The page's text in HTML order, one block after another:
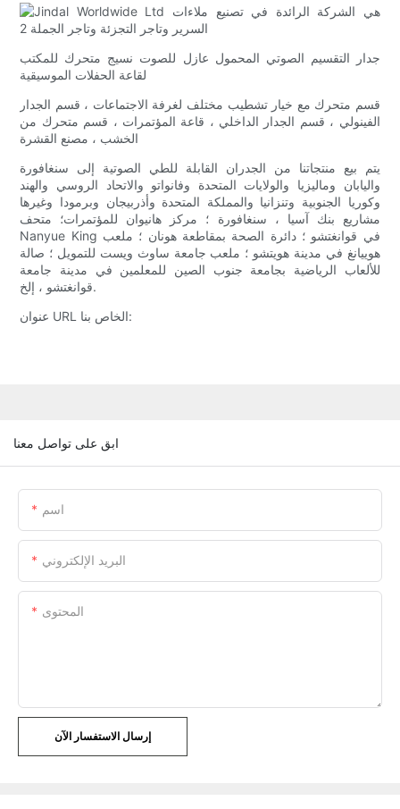
جدار التقسيم الصوتي المحمول عازل للصوت نسيج متحرك للمكتب
لقاعة الحفلات الموسيقية
قسم متحرك مع خيار تشطيب مختلف لغرفة الاجتماعات ، قسم الجدار
الفينولي ، قسم الجدار الداخلي ، قاعة المؤتمرات ، قسم متحرك من
الخشب ، مصنع القشرة
يتم بيع منتجاتنا من الجدران القابلة للطي الصوتية إلى سنغافورة
واليابان وماليزيا والولايات المتحدة وفانواتو والاتحاد الروسي والهند
وكوريا الجنوبية وتنزانيا والمملكة المتحدة وأذربيجان وبرمودا وغيرها
مشاريع بنك آسيا ، سنغافورة ؛ مركز هانيوان للمؤتمرات؛ متحف
Nanyue King في قوانغتشو ؛ دائرة الصحة بمقاطعة هونان ؛ ملعب
هوييانغ في مدينة هويتشو ؛ ملعب جامعة ساوث ويست للتمويل ؛ صالة
للألعاب الرياضية بجامعة جنوب الصين للمعلمين في مدينة جامعة
قوانغتشو ، إلخ.
عنوان URL الخاص بنا:
ابق على تواصل معنا
اسم
البريد الإلكتروني
المحتوى
إرسال الاستفسار الآن